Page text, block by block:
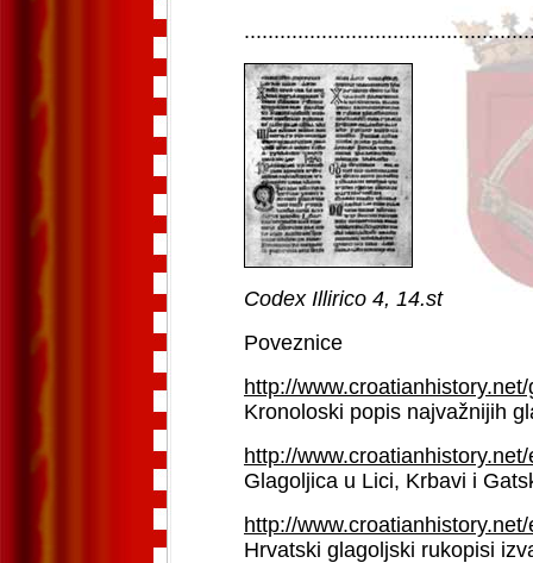
Codex Illirico 4, 14.st
Poveznice
http://
Kronoloski popis najvažnijih
http://
Glagoljica u Lici, Krbavi i
http://
Hrvatski glagoljski rukopisi